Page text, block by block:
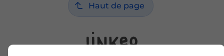
Haut de page